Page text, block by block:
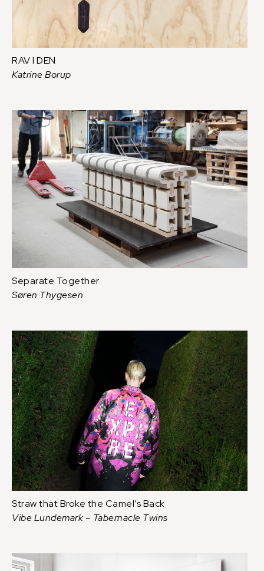
RAV I DEN
Katrine Borup
Separate Together
Søren Thygesen
Straw that Broke the Camel’s Back
Vibe Lundemark – Tabernacle Twins